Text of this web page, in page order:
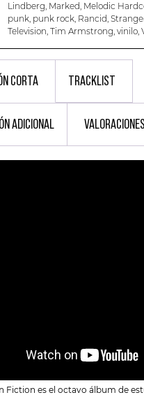
Lindberg, Marked, Melodic
punk, punk rock, Rancid,
Television, Tim Armstrong, vinilo,
CORTA TRACKLIST
ADICIONAL
Fiction es el octavo álbum de